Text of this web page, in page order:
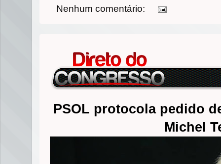
Nenhum comentário:
PSOL protocola pedido
Michel